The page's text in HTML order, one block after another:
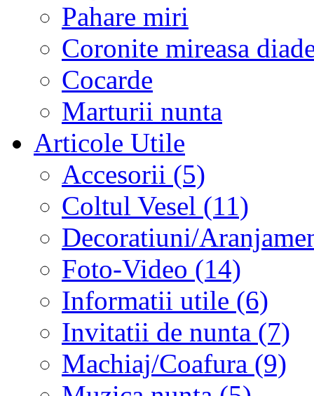
Pahare miri
Coronite mireasa
Cocarde
Marturii nunta
Articole Utile
Accesorii (5)
Coltul Vesel (11)
Decoratiuni/
Foto-Video (14)
Informatii utile (6)
Invitatii de nunta (7)
Machiaj/Coafura (9)